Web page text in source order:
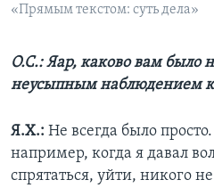
«Прямым текстом: суть дела»
О.С.: Яар, каково вам было
неусыпным наблюдением
Я.Х.: Не всегда было
например, когда я давал
спрятаться, уйти, никого